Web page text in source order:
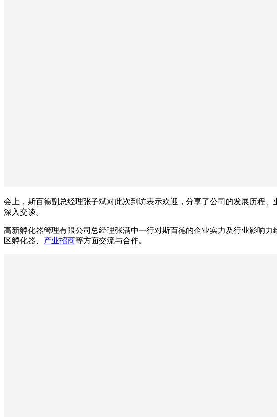
会上，斯百德副总经理张子斌对此次到访表示欢迎，分享了公司的发展历程
深入交谈。
高新孵化器管理有限公司总经理张满中一行对斯百德的企业实力及行业影响
区孵化器、 产业招商等方面交流与合作。